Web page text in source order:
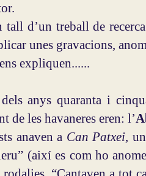
tall d’un treball de
unes gravacions,
expliquen......
anys quaranta i
de les havaneres eren: l’
anaven a Can Patxei,
(així es com ho